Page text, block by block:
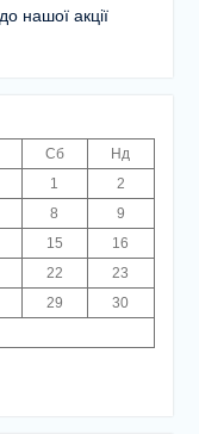
нашої акції
Сб
Нд
1
2
8
9
15
16
22
23
29
30